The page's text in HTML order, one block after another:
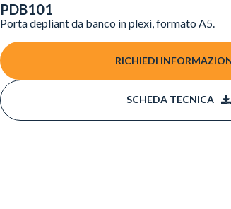
PDB101
Porta depliant da banco in plexi, formato A5.
RICHIEDI
SCHEDA TECNICA